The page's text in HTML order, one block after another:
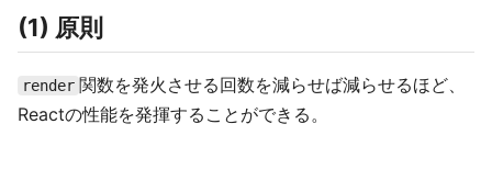
(1) 原則
render 関数を発火させる回数を減らせば減らせるほど、
Reactの性能を発揮することができる。